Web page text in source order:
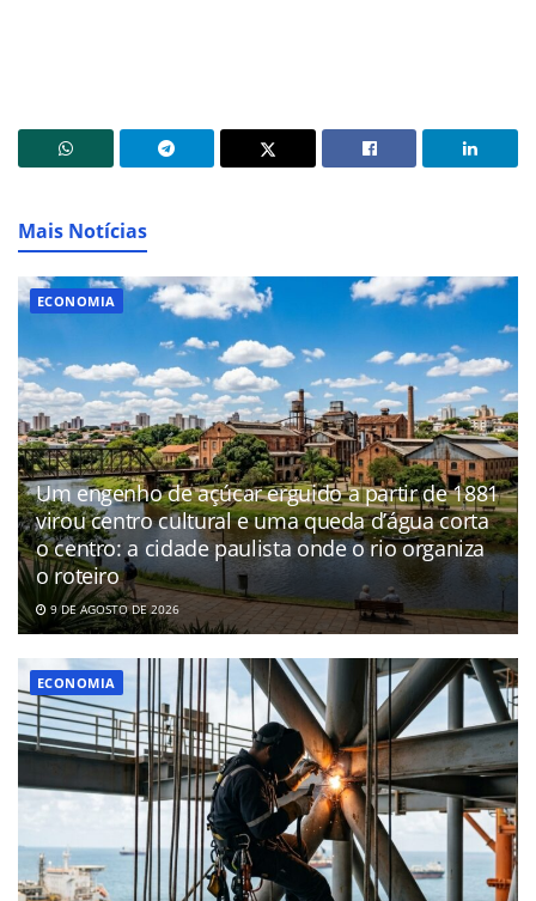
Mais Notícias
ECONOMIA
Um engenho de açúcar erguido a partir de 1881
virou centro cultural e uma queda d’água corta
o centro: a cidade paulista onde o rio organiza
o roteiro
9 DE AGOSTO DE 2026
ECONOMIA